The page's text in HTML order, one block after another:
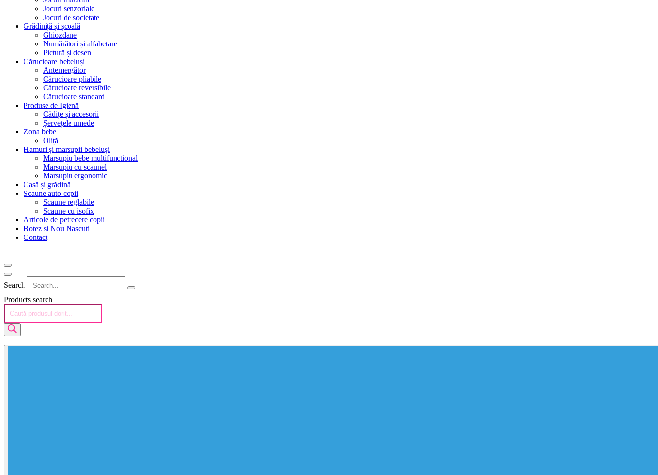
Jocuri senzoriale
Jocuri de societate
Grădiniță și școală
Ghiozdane
Numărători și alfabetare
Pictură și desen
Cărucioare bebeluși
Antemergător
Cărucioare pliabile
Cărucioare reversibile
Cărucioare standard
Produse de Igienă
Cădițe și accesorii
Șervețele umede
Zona bebe
Oliță
Hamuri și marsupii bebeluși
Marsupiu bebe multifunctional
Marsupiu cu scaunel
Marsupiu ergonomic
Casă și grădină
Scaune auto copii
Scaune reglabile
Scaune cu isofix
Articole de petrecere copii
Botez si Nou Nascuti
Contact
Search
Products search